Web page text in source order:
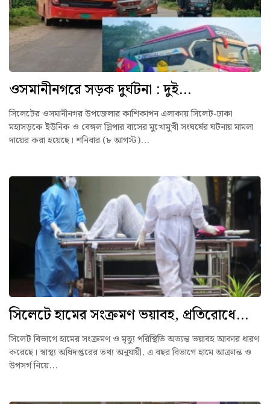
ওসমানীনগরে সড়ক দুর্ঘটনা : দুই...
সিলেটের ওসমানীনগর উপজেলার কাশিকাপন এলাকায় সিলেট-ঢাকা
মহাসড়কে ইউনিক ও বেঙ্গল স্লিপার বাসের মুখোমুখী সংঘর্ষের ঘটনায় মামলা
দায়ের করা হয়েছে। শনিবার (৮ আগস্ট)...
সিলেটে হামের সংক্রমণ ভয়াবহ, প্রতিরোধে...
সিলেট বিভাগে হামের সংক্রমণ ও মৃত্যু পরিস্থিতি অত্যন্ত ভয়াবহ আকার ধারণ
করেছে। স্বাস্থ্য অধিদপ্তরের তথ্য অনুযায়ী, এ বছর বিভাগে হামে আক্রান্ত ও
উপসর্গ নিয়ে...